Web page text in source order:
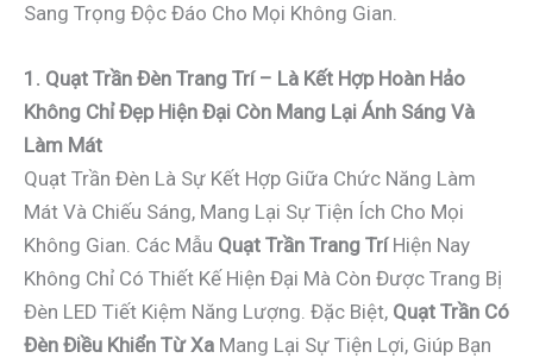
Sang Trọng Độc Đáo Cho Mọi Không Gian.
1. Quạt Trần Đèn Trang Trí – Là Kết Hợp Hoàn Hảo
Không Chỉ Đẹp Hiện Đại Còn Mang Lại Ánh Sáng Và
Làm Mát
Quạt Trần Đèn Là Sự Kết Hợp Giữa Chức Năng Làm
Mát Và Chiếu Sáng, Mang Lại Sự Tiện Ích Cho Mọi
Không Gian. Các Mẫu Quạt Trần Trang TríHiện Nay
Không Chỉ Có Thiết Kế Hiện Đại Mà Còn Được Trang Bị
Đèn LED Tiết Kiệm Năng Lượng. Đặc Biệt, Quạt Trần Có
Đèn Điều Khiển Từ Xa Mang Lại Sự Tiện Lợi, Giúp Bạn